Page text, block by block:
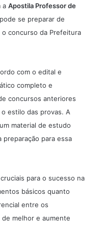
a Apostila Professor de
se preparar de
o concurso da Prefeitura
com o edital e
completo e
concursos anteriores
estilo das provas. A
material de estudo
para essa
para o sucesso na
básicos quanto
entre os
melhor e aumente